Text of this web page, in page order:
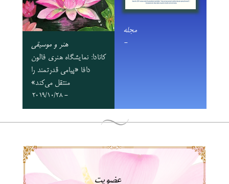
مجله
-
هنر و موسیقی
کانادا: نمایشگاه هنری فالون
دافا «پیامی قدرتمند را
منتقل می‌کند»
- 2019/10/28
عضویت